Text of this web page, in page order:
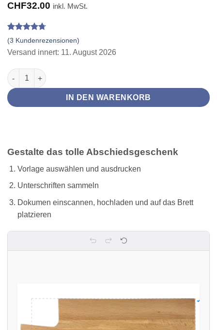
CHF32.00 inkl. MwSt.
Bewertet
mit
von 5,
auf
3
Kundenbewertungen
(3 Kundenrezensionen)
Versand innert: 11. August 2026
Holz Schneidebrett zum Abschied - mit Kinder Unterschriften
IN DEN WARENKORB
Gestalte das tolle Abschiedsgeschenk
Vorlage auswählen und ausdrucken
Unterschriften sammeln
Dokumen einscannen, hochladen und auf das Brett
platzieren